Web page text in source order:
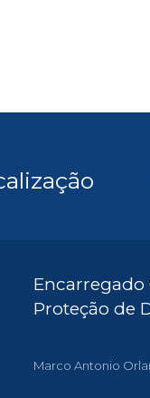
Encarregado
Proteção de
Marco Antonio